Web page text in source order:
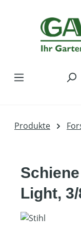
Produkte
Light,